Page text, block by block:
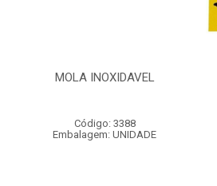
MOLA INOXIDAVEL
Código: 3388
Embalagem: UNIDADE